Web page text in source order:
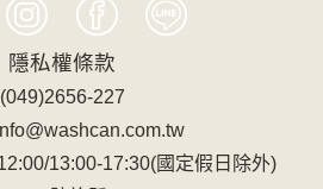
隱私權條款
(049)2656-227
13:00-17:30(國定假日除外)